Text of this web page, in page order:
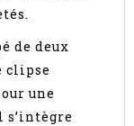
de deux
clipse
une